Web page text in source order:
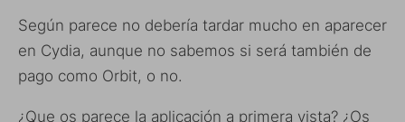
Según parece no debería tardar mucho en aparecer
en Cydia, aunque no sabemos si será también de
pago como Orbit, o no.
¿Que os parece la aplicación a primera vista? ¿Os